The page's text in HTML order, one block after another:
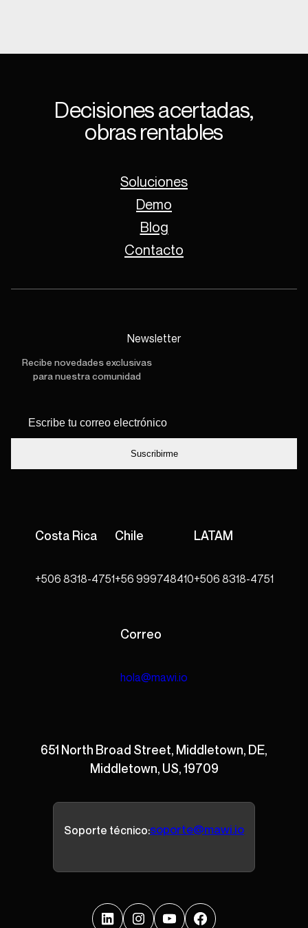
Decisiones acertadas,
obras rentables
Newsletter
Recibe novedades exclusivas
para nuestra comunidad
correo
Costa Rica
+506 8318-4751
Chile
+56 999748410
LATAM
+506 8318-4751
Correo
hola@mawi.io
651 North Broad Street, Middletown, DE,
Middletown, US, 19709
Soporte técnico:soporte@mawi.io
Soluciones
Demo
Blog
Contacto